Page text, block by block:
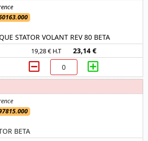
STATOR VOLANT REV 80 BETA
19,28 € H.T 23,14 €
BETA